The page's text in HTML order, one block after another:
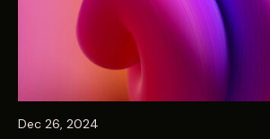
Dec 26, 2024